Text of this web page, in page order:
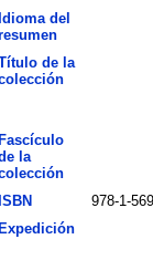
Idioma del
de la
Fascículo
la
ISBN
978-1-
Expedición